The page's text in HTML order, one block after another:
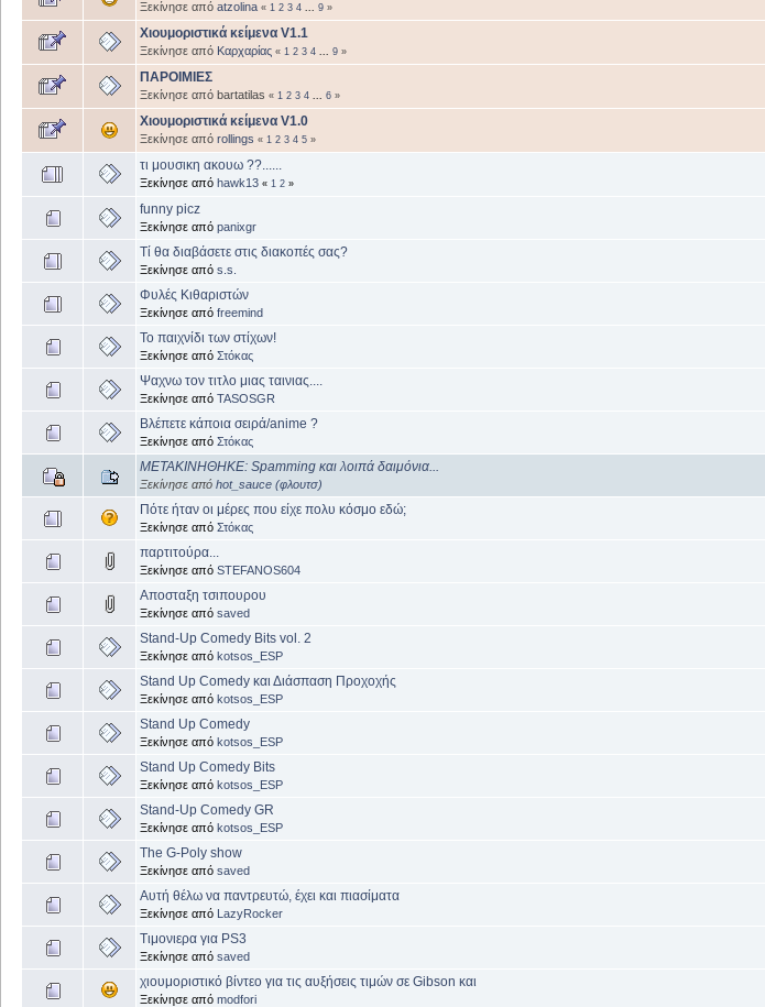
Ξεκίνησε από atzolina « 1 2 3 4 9 »
Χιουμοριστικά κείμενα V1.1
Ξεκίνησε από Καρχαρίας « 1 2 3 4 9 »
ΠΑΡΟΙΜΙΕΣ
Ξεκίνησε από bartatilas « 1 2 3 4 6 »
Χιουμοριστικά κείμενα V1.0
Ξεκίνησε από rollings « 1 2 3 4 5 »
τι μουσικη ακουω ??......
Ξεκίνησε από hawk13 « 1 2 »
funny picz
Ξεκίνησε από panixgr
Tί θα διαβάσετε στις διακοπές σας?
Ξεκίνησε από s.s.
Φυλές Κιθαριστών
Ξεκίνησε από freemind
Το παιχνίδι των στίχων!
Ξεκίνησε από Στόκας
Ψαχνω τον τιτλο μιας ταινιας....
Ξεκίνησε από TASOSGR
Βλέπετε κάποια σειρά/anime ?
Ξεκίνησε από Στόκας
ΜΕΤΑΚΙΝΗΘΗΚΕ: Spamming και λοιπά δαιμόνια...
Ξεκίνησε από hot_sauce (φλουτσ)
Πότε ήταν οι μέρες που είχε πολυ κόσμο εδώ;
Ξεκίνησε από Στόκας
παρτιτούρα...
Ξεκίνησε από STEFANOS604
Αποσταξη τσιπουρου
Ξεκίνησε από saved
Stand-Up Comedy Bits vol. 2
Ξεκίνησε από kotsos_ESP
Stand Up Comedy και Διάσπαση Προχοχής
Ξεκίνησε από kotsos_ESP
Stand Up Comedy
Ξεκίνησε από kotsos_ESP
Stand Up Comedy Bits
Ξεκίνησε από kotsos_ESP
Stand-Up Comedy GR
Ξεκίνησε από kotsos_ESP
The G-Poly show
Ξεκίνησε από saved
Αυτή θέλω να παντρευτώ, έχει και πιασίματα
Ξεκίνησε από LazyRocker
Τιμονιερα για PS3
Ξεκίνησε από saved
χιουμοριστικό βίντεο για τις αυξήσεις τιμών σε Gibson και
Ξεκίνησε από modfori